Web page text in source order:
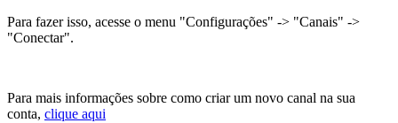
Para fazer isso, acesse o menu "Configurações" -> "Canais" ->
"Conectar".
Para mais informações sobre como criar um novo canal na sua
conta, clique aqui